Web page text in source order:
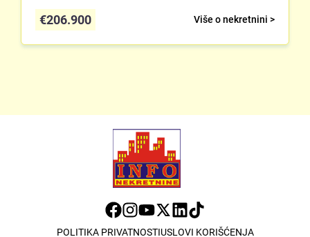
Više o nekretnini >
€206.900
POLITIKA PRIVATNOSTIUSLOVI KORIŠĆENJA